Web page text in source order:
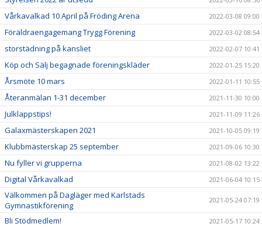
Vårkavalkad 10 April på Fröding Arena 2022-03-08 09:00
Föräldraengagemang Trygg Förening 2022-03-02 08:54
storstädning på kansliet 2022-02-07 10:41
Köp och Sälj begagnade föreningskläder 2022-01-25 15:20
Årsmöte 10 mars 2022-01-11 10:55
Återanmälan 1-31 december 2021-11-30 10:00
Julklappstips! 2021-11-09 11:26
Galaxmästerskapen 2021 2021-10-05 09:19
Klubbmästerskap 25 september 2021-09-06 10:30
Nu fyller vi grupperna 2021-08-02 13:22
Digital Vårkavalkad 2021-06-04 10:15
Välkommen på Dagläger med Karlstads
Gymnastikförening
2021-05-24 07:19
Bli Stödmedlem!
2021-05-17 10:24